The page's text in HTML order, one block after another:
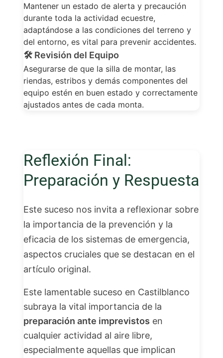
Mantener un estado de alerta y precaución
durante toda la actividad ecuestre,
adaptándose a las condiciones del terreno y
del entorno, es vital para prevenir accidentes.
🛠️ Revisión del Equipo
Asegurarse de que la silla de montar, las
riendas, estribos y demás componentes del
equipo estén en buen estado y correctamente
ajustados antes de cada monta.
Reflexión Final:
Preparación y Respuesta
Este suceso nos invita a reflexionar sobre
la importancia de la prevención y la
eficacia de los sistemas de emergencia,
aspectos cruciales que se destacan en el
artículo original.
Este lamentable suceso en Castilblanco
subraya la vital importancia de la
preparación ante imprevistos en
cualquier actividad al aire libre,
especialmente aquellas que implican